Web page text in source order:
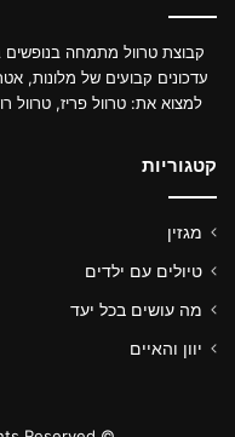
קבוצת טרוול מתמחה
עדכונים קבועים של מלונות,
למצוא את: טרוול פריז, טרוול
קטגוריות
מגזין
טיולים עם ילדים
מה עושים בכל יעד
יוון והאיים